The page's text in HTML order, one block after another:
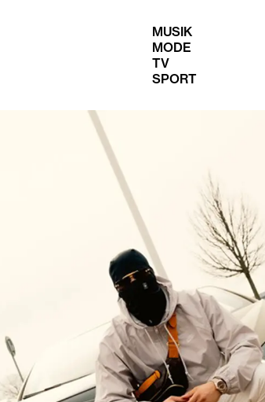
MUSIK
MODE
TV
SPORT